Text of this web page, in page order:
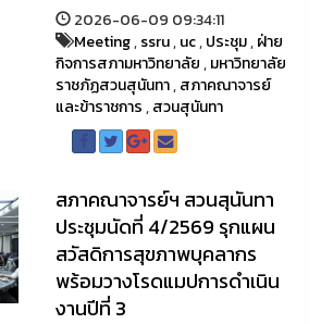
2026-06-09 09:34:11
Meeting,ssru,uc,ประชุม,ฝ่าย
กิจการสภามหาวิทยาลัย,มหาวิทยาลัย
ราชภัฏสวนสุนันทา,สภาคณาจารย์
และข้าราชการ,สวนสุนันทา
สภาคณาจารย์ฯ สวนสุนันทา
ประชุมนัดที่ 4/2569 รุกแผน
สวัสดิการสุขภาพบุคลากร
พร้อมวางโรดแมปการดำเนิน
งานปีที่ 3